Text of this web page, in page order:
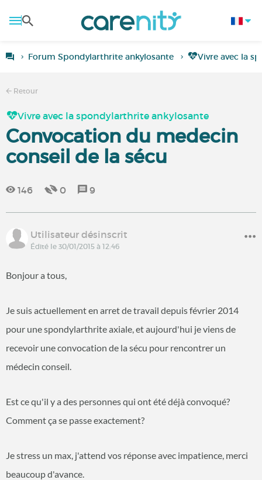
Forum Spondylarthrite ankylosante Vivre avec la
Retour
Vivre avec la spondylarthrite ankylosante
Convocation du medecin
conseil de la sécu
146 0 9
Utilisateur désinscrit
Édité le 30/01/2015 à 12:46
Bonjour a tous,
Je suis actuellement en arret de travail depuis février 2014
pour une spondylarthrite axiale, et aujourd'hui je viens de
recevoir une convocation de la sécu pour rencontrer un
médecin conseil.
Est ce qu'il y a des personnes qui ont été déjà convoqué?
Comment ça se passe exactement?
Je stress un max, j'attend vos réponse avec impatience, merci
beaucoup d'avance.